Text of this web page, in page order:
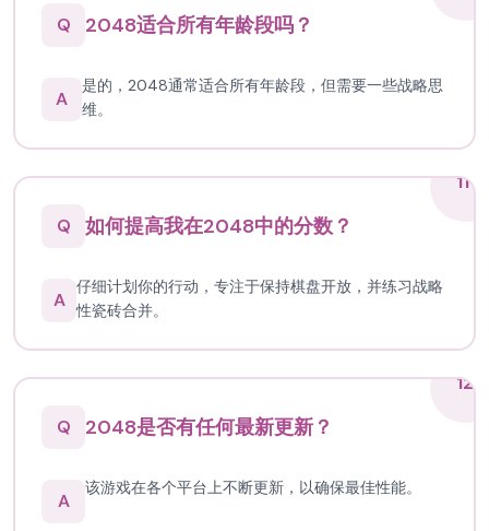
Q
2048适合所有年龄段吗？
A
是的，2048通常适合所有年龄段，但需要一些战略思
维。
11
Q
如何提高我在2048中的分数？
A
仔细计划你的行动，专注于保持棋盘开放，并练习战略
性瓷砖合并。
12
Q
2048是否有任何最新更新？
A
该游戏在各个平台上不断更新，以确保最佳性能。